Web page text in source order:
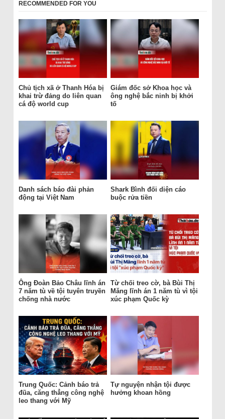
RECOMMENDED FOR YOU
Chủ tịch xã ở Thanh Hóa bị
khai trừ đảng do liên quan
cá độ world cup
Giám đốc sở Khoa học và
ông nghệ bắc ninh bị khởi
tố
Danh sách báo đài phản
động tại Việt Nam
Shark Bình đối diện cáo
buộc rửa tiền
Ông Đoàn Bảo Châu lĩnh án
7 năm tù về tội tuyên truyền
chống nhà nước
Từ chối treo cờ, bà Bùi Thị
Măng lĩnh án 1 năm tù vì tội
xúc phạm Quốc kỳ
Trung Quốc: Cảnh báo trả
đũa, căng thẳng công nghệ
leo thang với Mỹ
Tự nguyện nhận tội được
hưởng khoan hồng